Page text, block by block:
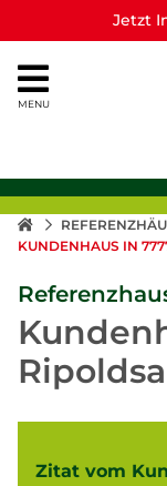
Jetzt
MENU
KUNDENHAUS IN
Zitat vom